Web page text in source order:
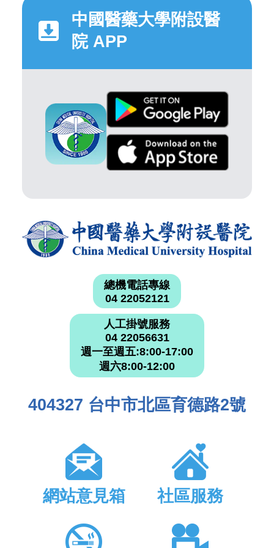
中國醫藥大學附設醫
院 APP
總機電話專線
04 22052121
人工掛號服務
04 22056631
週一至週五:8:00-17:00
週六8:00-12:00
404327 台中市北區育德路2號
網站意見箱 社區服務